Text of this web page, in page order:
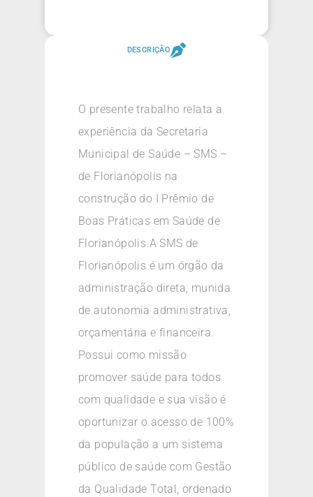
DESCRIÇÃO
O presente trabalho relata a
experiência da Secretaria
Municipal de Saúde – SMS –
de Florianópolis na
construção do I Prêmio de
Boas Práticas em Saúde de
Florianópolis.A SMS de
Florianópolis é um órgão da
administração direta, munida
de autonomia administrativa,
orçamentária e financeira.
Possui como missão
promover saúde para todos
com qualidade e sua visão é
oportunizar o acesso de 100%
da população a um sistema
público de saúde com Gestão
da Qualidade Total, ordenado